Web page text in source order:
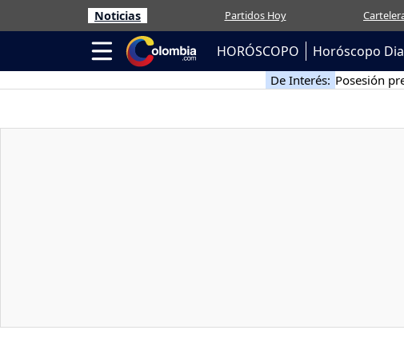
Noticias Partidos Hoy
HORÓSCOPO Horóscopo
De Interés: Posesión